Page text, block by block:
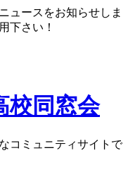
ュースをお知らせしま
下さい！
コミュニティサイトで